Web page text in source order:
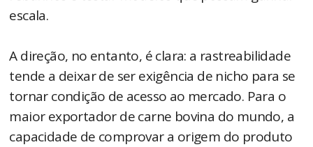
escala.
A direção, no entanto, é clara: a rastreabilidade
tende a deixar de ser exigência de nicho para se
tornar condição de acesso ao mercado. Para o
maior exportador de carne bovina do mundo, a
capacidade de comprovar a origem do produto